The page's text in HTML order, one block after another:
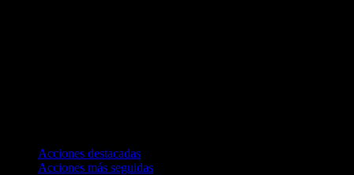
Acciones destacadas
Acciones más seguidas